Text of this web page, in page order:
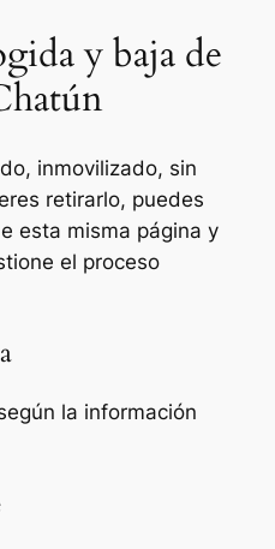
y baja de
inmovilizado, sin
retirarlo, puedes
esta misma página y
el proceso
la información